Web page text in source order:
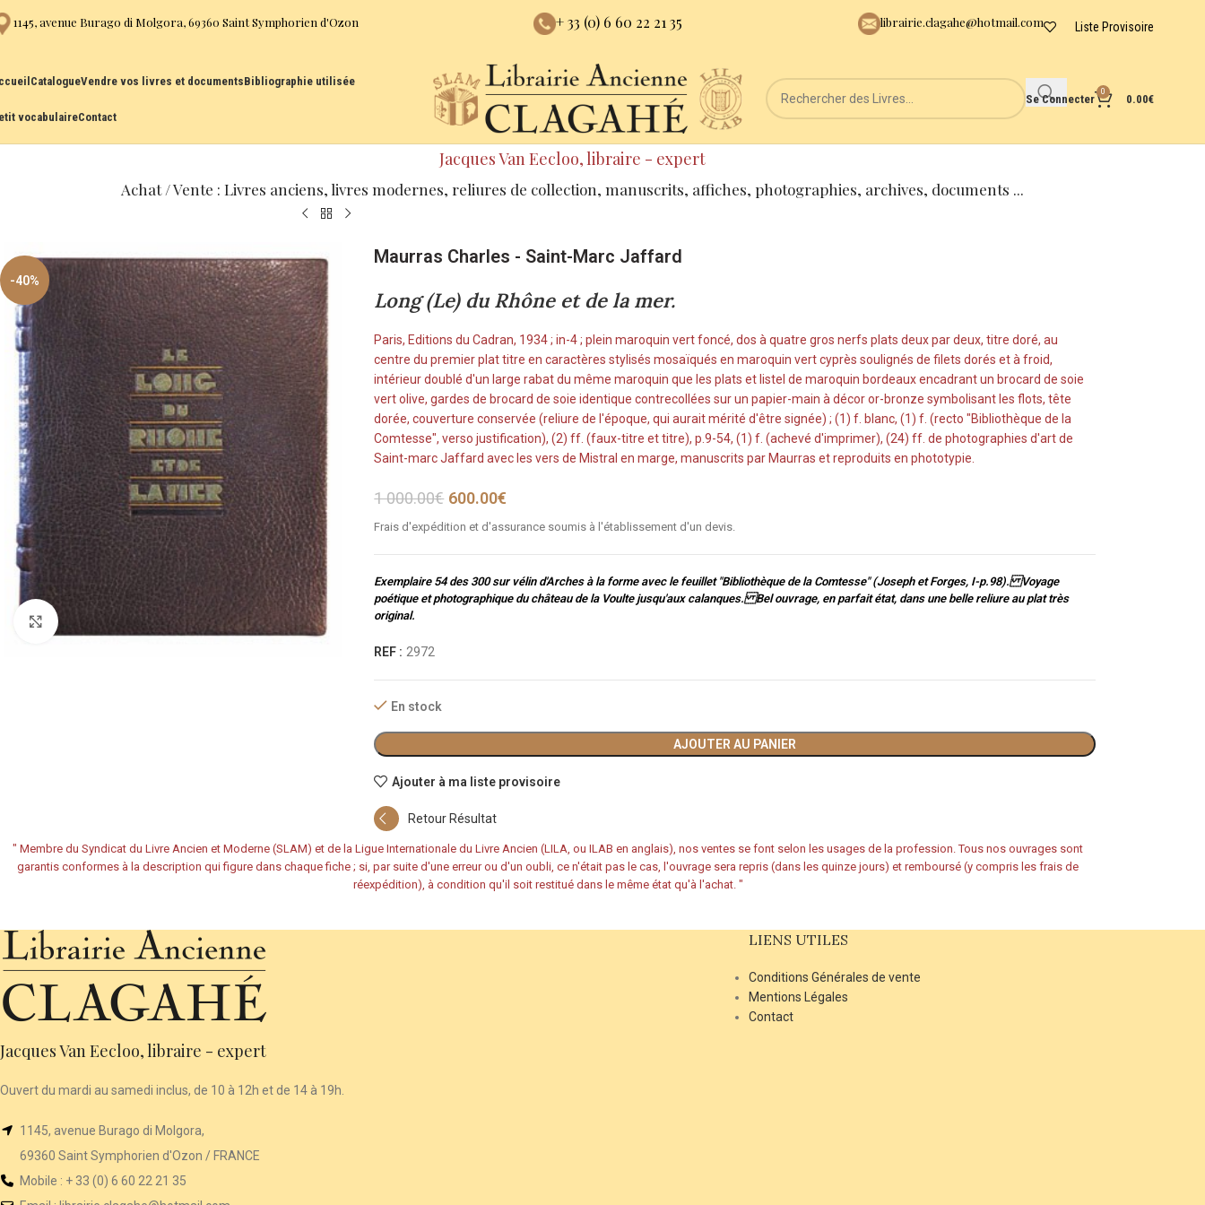
1145, avenue Burago di Molgora, 69360 Saint Symphorien d'Ozon + 33 (0) 6 60 22 21 35 librairie.clagahe@hotmail.com Liste Provisoire
CatalogueVendre vos livres et documentsBibliographie utilisée
vocabulaireContact
Se Connecter
0
0.00€
Jacques Van Eecloo, libraire - expert
Achat / Vente : Livres anciens, livres modernes, reliures de collection, manuscrits, affiches, photographies, archives, documents ...
-40%
Cliquez pour agrandir
Maurras Charles - Saint-Marc Jaffard
Long (Le) du Rhône et de la mer.
Paris, Editions du Cadran, 1934 ; in-4 ; plein maroquin vert foncé, dos à quatre gros nerfs plats deux par deux, titre doré, au
centre du premier plat titre en caractères stylisés mosaïqués en maroquin vert cyprès soulignés de filets dorés et à froid,
intérieur doublé d'un large rabat du même maroquin que les plats et listel de maroquin bordeaux encadrant un brocard de soie
vert olive, gardes de brocard de soie identique contrecollées sur un papier-main à décor or-bronze symbolisant les flots, tête
dorée, couverture conservée (reliure de l'époque, qui aurait mérité d'être signée) ; (1) f. blanc, (1) f. (recto "Bibliothèque de la
Comtesse", verso justification), (2) ff. (faux-titre et titre), p.9-54, (1) f. (achevé d'imprimer), (24) ff. de photographies d'art de
Saint-marc Jaffard avec les vers de Mistral en marge, manuscrits par Maurras et reproduits en phototypie.
1 000.00€ 600.00€
Frais d'expédition et d'assurance soumis à l'établissement d'un devis.
Exemplaire 54 des 300 sur vélin d'Arches à la forme avec le feuillet "Bibliothèque de la Comtesse" (Joseph et Forges, I-p.98). Voyage
poétique et photographique du château de la Voulte jusqu'aux calanques. Bel ouvrage, en parfait état, dans une belle reliure au plat très
original.
REF : 2972
En stock
AJOUTER AU PANIER
Ajouter à ma liste provisoire
Retour Résultat
" Membre du Syndicat du Livre Ancien et Moderne (SLAM) et de la Ligue Internationale du Livre Ancien (LILA, ou ILAB en anglais), nos ventes se font selon les usages de la profession. Tous nos ouvrages sont
garantis conformes à la description qui figure dans chaque fiche ; si, par suite d'une erreur ou d'un oubli, ce n'était pas le cas, l'ouvrage sera repris (dans les quinze jours) et remboursé (y compris les frais de
réexpédition), à condition qu'il soit restitué dans le même état qu'à l'achat. "
Jacques Van Eecloo, libraire - expert
Ouvert du mardi au samedi inclus, de 10 à 12h et de 14 à 19h.
1145, avenue Burago di Molgora,
69360 Saint Symphorien d'Ozon / FRANCE
Mobile : + 33 (0) 6 60 22 21 35
LIENS UTILES
Conditions Générales de vente
Mentions Légales
Contact